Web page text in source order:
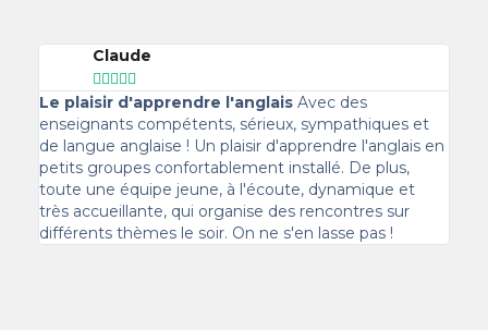
Claude
    
Le plaisir d'apprendre l'anglaisAvec des
enseignants compétents, sérieux, sympathiques et
de langue anglaise ! Un plaisir d'apprendre l'anglais en
petits groupes confortablement installé. De plus,
toute une équipe jeune, à l'écoute, dynamique et
très accueillante, qui organise des rencontres sur
différents thèmes le soir. On ne s'en lasse pas !